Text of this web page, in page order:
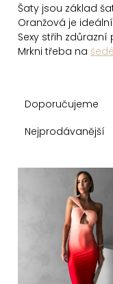
Šaty jsou základ
Oranžová je
Sexy střih
Mrkni třeba na
a
n
Doporučujeme
Nejprodávanější